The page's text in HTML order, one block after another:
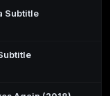
Subtitle